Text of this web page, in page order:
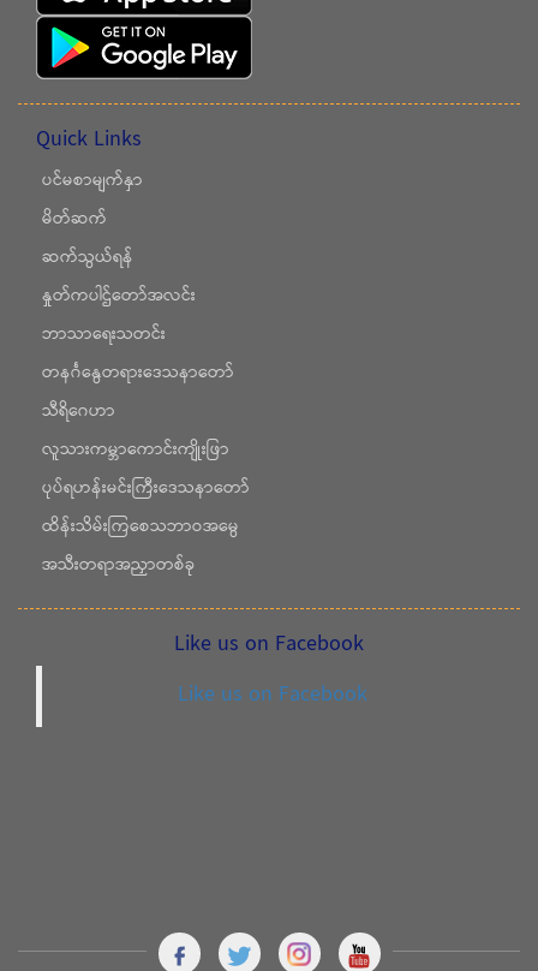
Quick Links
ပင်မစာမျက်နှာ
မိတ်ဆက်
ဆက်သွယ်ရန်
နှုတ်ကပါဌ်တော်အလင်း
ဘာသာရေးသတင်း
တနင်္ဂနွေတရားဒေသနာတော်
သီရိဂေဟာ
လူသားကမ္ဘာကောင်းကျိုးဖြာ
ပုပ်ရဟန်းမင်းကြီးဒေသနာတော်
ထိန်းသိမ်းကြစေသဘာဝအမွေ
အသီးတရာအညှာတစ်ခု
Like us on Facebook
Like us on Facebook